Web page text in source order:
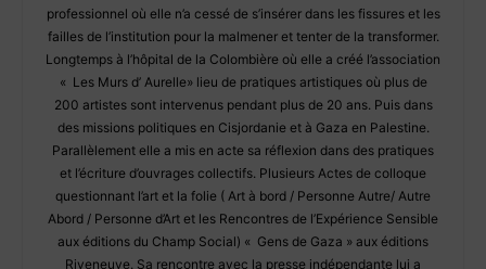
professionnel où elle n’a cessé de s’insérer dans les fissures et les
failles de l’institution pour la malmener et tenter de la transformer.
Longtemps à l’hôpital de la Colombière où elle a créé l’association
« Les Murs d’ Aurelle» lieu de pratiques artistiques où plus de
200 artistes sont intervenus pendant plus de 20 ans. Puis dans
des missions politiques en Cisjordanie et à Gaza en Palestine.
Parallèlement elle a mis en acte sa réflexion dans des pratiques
et l’écriture d’ouvrages collectifs. Plusieurs Actes de colloque
questionnant l’art et la folie ( Art à bord / Personne Autre/ Autre
Abord / Personne d’Art et les Rencontres de l’Expérience Sensible
aux éditions du Champ Social) « Gens de Gaza » aux éditions
Riveneuve. Sa rencontre avec la presse indépendante lui a